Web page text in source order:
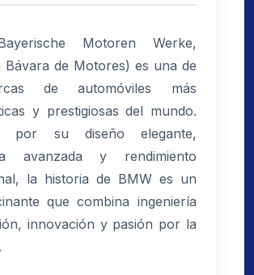
Motoren Werke,
Bávara de Motores) es una de
de automóviles más
y prestigiosas del mundo.
por su diseño elegante,
avanzada y rendimiento
la historia de BMW es un
que combina ingeniería
innovación y pasión por la